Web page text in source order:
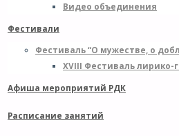
Видео объединения
Фестивали
Фестиваль “О мужестве, о
XVIII Фестиваль лирико-
Афиша мероприятий РДК
Расписание занятий